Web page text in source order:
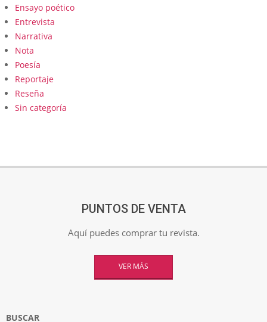
Ensayo poético
Entrevista
Narrativa
Nota
Poesía
Reportaje
Reseña
Sin categoría
PUNTOS DE VENTA
Aquí puedes comprar tu revista.
VER MÁS
BUSCAR